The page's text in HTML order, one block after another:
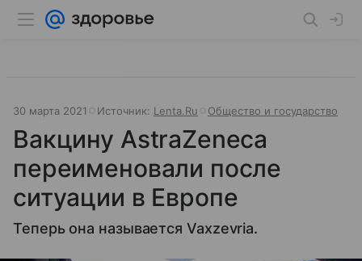
30 марта 2021 Источник: Lenta.Ru Общество и государство
Вакцину AstraZeneca
переименовали после
ситуации в Европе
Теперь она называется Vaxzevria.